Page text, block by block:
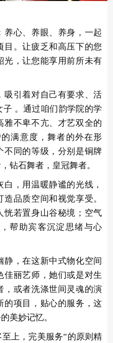
养心、养眼、养身，一起
目。让疲乏和高压下的您
光，让您能享用前所未有
吸引着对自己有要求、活
。通过咱们韵学院的学
雅不卑不亢、才艺双全的
满意度，舞者的外在形
不同的等级，分别是铜牌
钻石舞者，皇冠舞者。
，用温暖静谧的光线，
品质空间和视觉享受。
恍若置身山谷秘境；空气
帮助宾客沉淀思绪与心
静，在这新中式物化空间
佳丽艺师，她们或是对生
，或者洗涤世间灵魂的演
的项目，贴心的服务，这
美妙记忆。
上，完美服务”的原则精